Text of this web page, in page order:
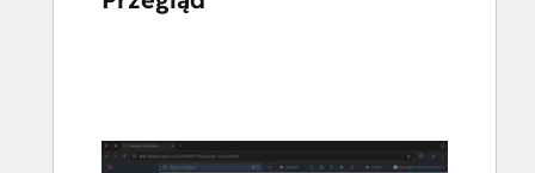
przeglądać